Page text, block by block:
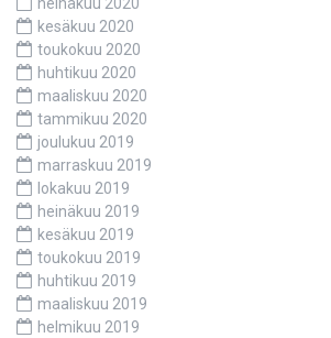
heinäkuu 2020
kesäkuu 2020
toukokuu 2020
huhtikuu 2020
maaliskuu 2020
tammikuu 2020
joulukuu 2019
marraskuu 2019
lokakuu 2019
heinäkuu 2019
kesäkuu 2019
toukokuu 2019
huhtikuu 2019
maaliskuu 2019
helmikuu 2019